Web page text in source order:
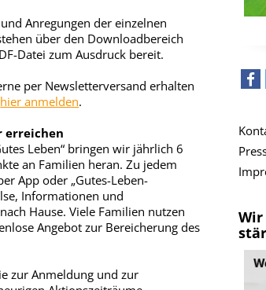
Anregungen der einzelnen
über den Downloadbereich
Datei zum Ausdruck bereit.
per Newsletterversand erhalten
hier anmelden.
erreichen
Leben“ bringen wir jährlich 6
an Familien heran. Zu jedem
App oder „Gutes-Leben-
Informationen und
Hause. Viele Familien nutzen
Angebot zur Bereicherung des
zur Anmeldung und zur